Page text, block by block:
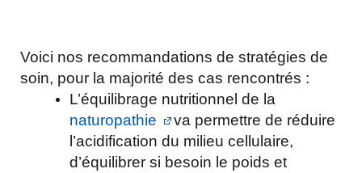
Voici nos recommandations de stratégies de
soin, pour la majorité des cas rencontrés :
L’équilibrage nutritionnel de la
naturopathie
va permettre de réduire
l’acidification du milieu cellulaire,
d’équilibrer si besoin le poids et